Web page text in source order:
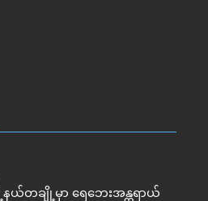
ယ်တချို့မှာ ရေဘေးအန္တရာယ်